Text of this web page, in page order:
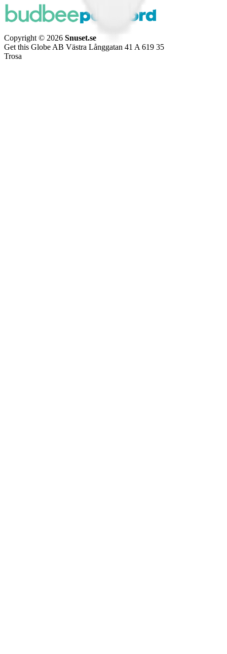
Copyright © 2026 Snuset.se
Get this Globe AB Västra Långgatan 41 A 619 35
Trosa